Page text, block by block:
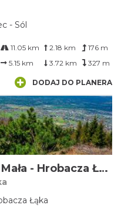
- Sól
11.05 km 2.18 km
176 m
5.15 km
3.72 km 327 m
DODAJ DO PLANERA
Trasa piesza: Żarnówka Mała - Hrobacza Łąka
Łąka